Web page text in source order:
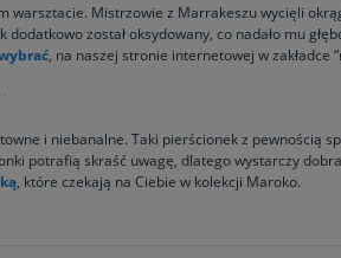
warsztacie. Mistrzowie z Marrakeszu wycięli
dodatkowo został oksydowany, co nadało mu
, na naszej stronie internetowej w zakładce
i niebanalne. Taki pierścionek z pewnością
potrafią skraść uwagę, dlatego wystarczy
, które czekają na Ciebie w kolekcji Maroko.